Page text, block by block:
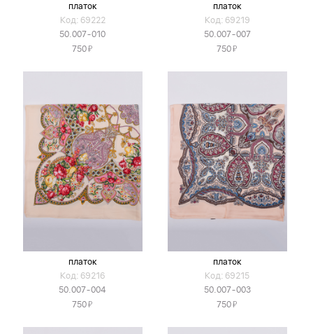
платок
Код: 69222
50.007-010
750Я
платок
Код: 69219
50.007-007
750Я
платок
Код: 69216
50.007-004
750Я
платок
Код: 69215
50.007-003
750Я